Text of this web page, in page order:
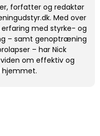
forfatter og redaktør
Med over
erfaring med styrke- og
– samt genoptræning
– har Nick
om effektiv og